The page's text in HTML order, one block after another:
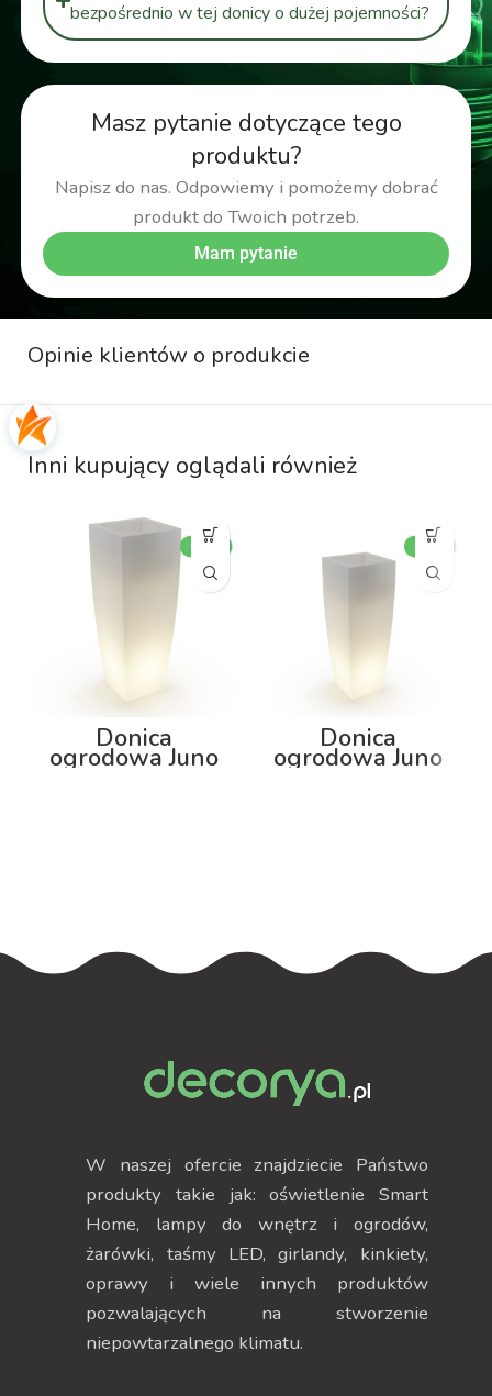
Masz pytanie dotyczące tego
produktu?
Napisz do nas. Odpowiemy i pomożemy dobrać
produkt do Twoich potrzeb.
Mam pytanie
bezpośrednio w tej donicy o dużej pojemności?
Opinie klientów o produkcie
Inni kupujący oglądali również
Donica
ogrodowa Juno
Donica
ogrodowa Juno
W naszej ofercie znajdziecie Państwo
produkty takie jak: oświetlenie Smart
Home, lampy do wnętrz i ogrodów,
żarówki, taśmy LED, girlandy, kinkiety,
oprawy i wiele innych produktów
pozwalających na stworzenie
niepowtarzalnego klimatu.